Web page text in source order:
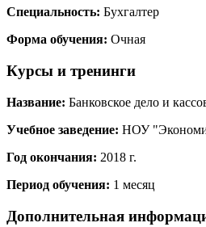
Специальность: Бухгалтер
Форма обучения: Очная
Курсы и тренинги
Название: Банковское дело и
Учебное заведение: НОУ
Год окончания: 2018 г.
Период обучения: 1 месяц
Дополнительная